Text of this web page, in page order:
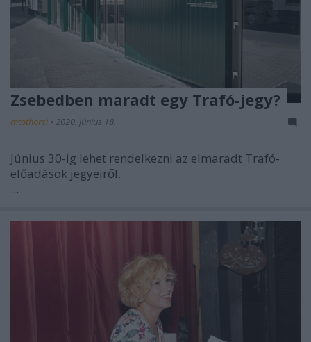
Zsebedben maradt egy Trafó-jegy?
mtothorsi • 2020. június 18.
Június 30-ig lehet rendelkezni az elmaradt Trafó-
előadások jegyeiről.
...